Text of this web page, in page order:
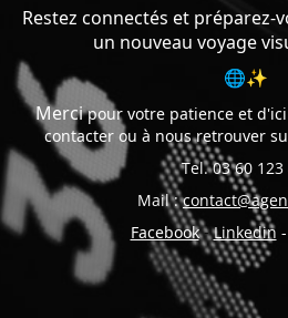
Restez connectés et
un nouveau voyage
🌐✨
Mercipour votre patience et
contacter ou à nous retrouver
Tel. 03 60 123
Mail :
Facebook-Linkedin -